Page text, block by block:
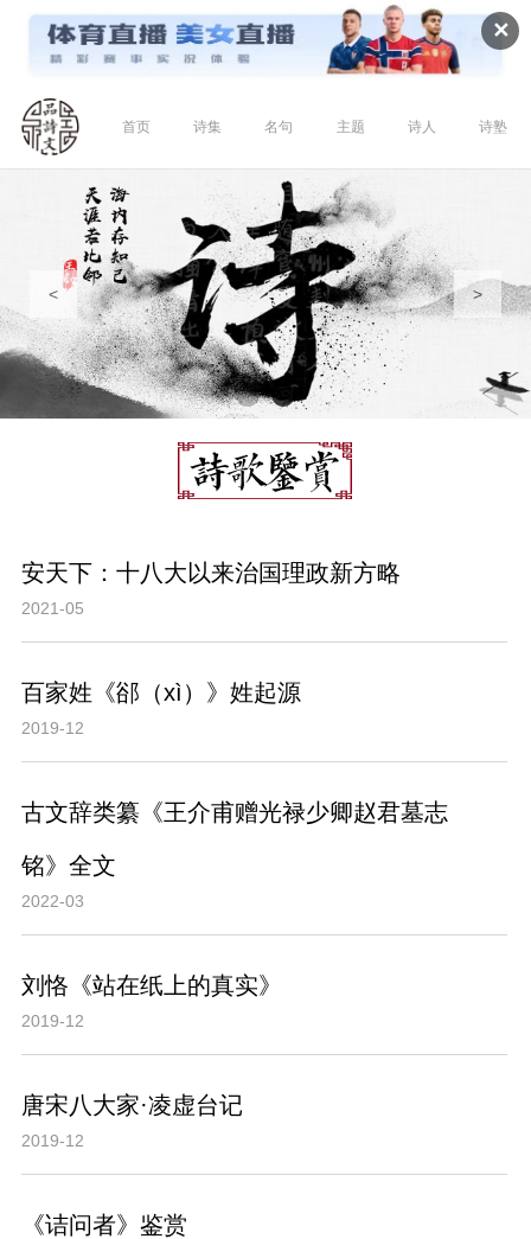
✕
首页 诗集 名句 主题 诗人 诗塾
< >
安天下：十八大以来治国理政新方略
2021-05
百家姓《郤（xì）》姓起源
2019-12
古文辞类纂《王介甫赠光禄少卿赵君墓志
铭》全文
2022-03
刘恪《站在纸上的真实》
2019-12
唐宋八大家·凌虚台记
2019-12
《诘问者》鉴赏